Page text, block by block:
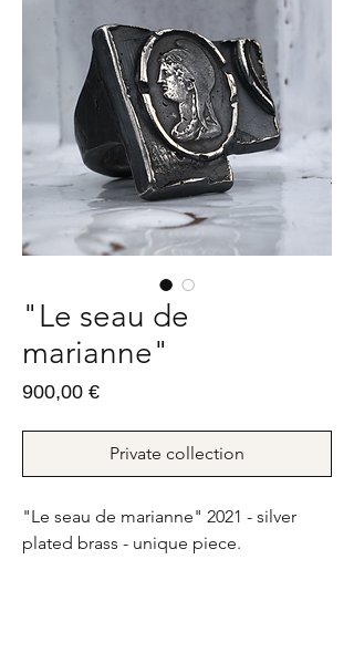
"Le seau de
marianne"
900,00 €Prix
Private collection
"Le seau de marianne" 2021 - silver
plated brass - unique piece.